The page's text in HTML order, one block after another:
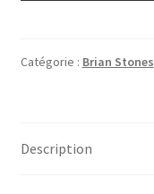
sérigraphie,
Catégorie : Brian Stones
Description